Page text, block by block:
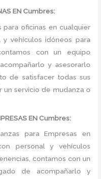
EN Cumbres:
para oficinas en cualquier
vehículos idóneos para
con un equipo
y asesorarlo
de satisfacer todas sus
servicio de mudanza o
EN Cumbres:
para Empresas en
personal y vehículos
contamos con un
de acompañarlo y